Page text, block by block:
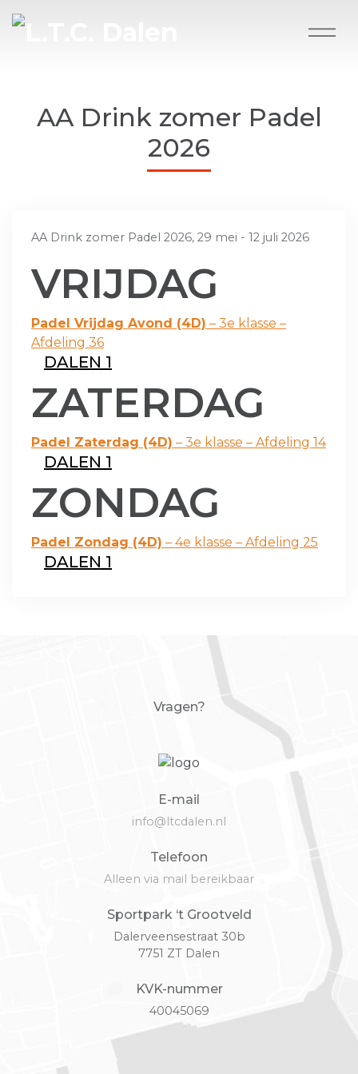
AA Drink zomer Padel
2026
AA Drink zomer Padel 2026, 29 mei - 12 juli 2026
VRIJDAG
Padel Vrijdag Avond (4D) – 3e klasse –
Afdeling 36
DALEN 1
ZATERDAG
Padel Zaterdag (4D) – 3e klasse – Afdeling 14
DALEN 1
ZONDAG
Padel Zondag (4D) – 4e klasse – Afdeling 25
DALEN 1
Vragen?
E-mail
info@ltcdalen.nl
Telefoon
Alleen via mail bereikbaar
Sportpark ‘t Grootveld
Dalerveensestraat 30b
7751 ZT Dalen
KVK-nummer
40045069